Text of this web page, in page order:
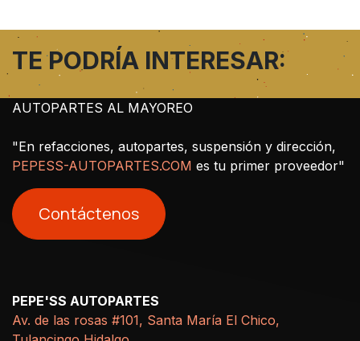
TE PODRÍA INTERESAR:
AUTOPARTES AL MAYOREO
"En refacciones, autopartes, suspensión y dirección,
PEPESS-AUTOPARTES.COM es tu primer proveedor"
Contáctenos
PEPE'SS AUTOPARTES
Av. de las rosas #101, Santa María El Chico,